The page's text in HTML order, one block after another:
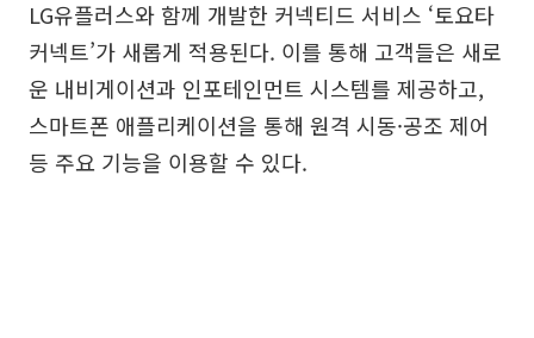
LG유플러스와 함께 개발한 커넥티드 서비스 ‘토요타
커넥트’가 새롭게 적용된다. 이를 통해 고객들은 새로
운 내비게이션과 인포테인먼트 시스템를 제공하고,
스마트폰 애플리케이션을 통해 원격 시동·공조 제어
등 주요 기능을 이용할 수 있다.